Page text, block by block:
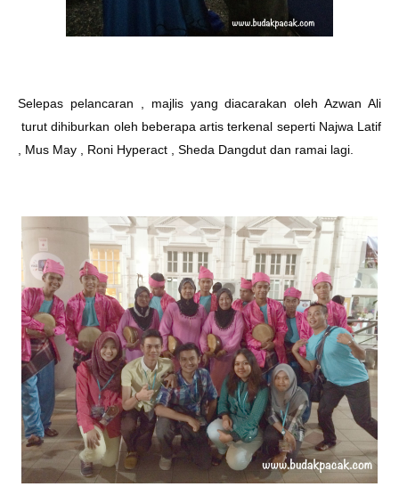
Selepas pelancaran , majlis yang diacarakan oleh Azwan Ali
turut dihiburkan oleh beberapa artis terkenal seperti Najwa Latif
, Mus May , Roni Hyperact , Sheda Dangdut dan ramai lagi.